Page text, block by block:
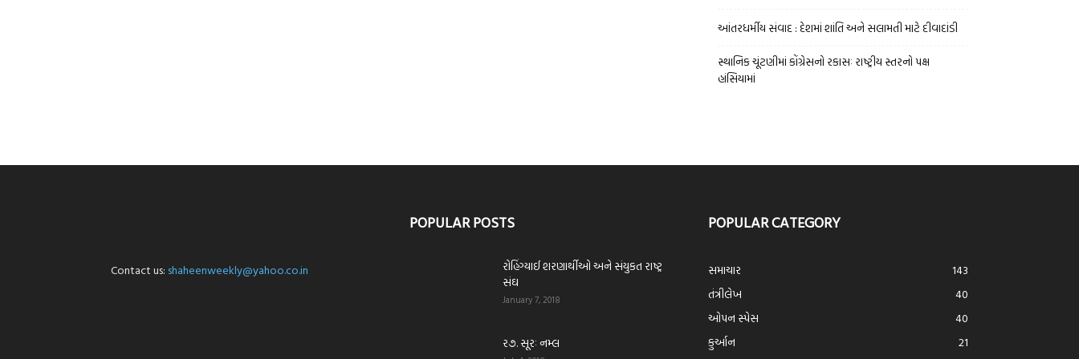
આંતરધર્મીય સંવાદ : દેશમાં શાંતિ અને સલામતી માટે દીવાદાંડી
સ્થાનિક ચૂંટણીમાં કોંગ્રેસનો રકાસઃ રાષ્ટ્રીય સ્તરનો પક્ષ
હાંસિયામાં
Contact us: shaheenweekly@yahoo.co.in
POPULAR POSTS
રોહિંગ્યાઈ શરણાર્થીઓ અને સંયુકત રાષ્ટ્ર
સંઘ
January 7, 2018
ર૭. સૂરઃ નમ્લ
POPULAR CATEGORY
સમાચાર
143
તંત્રીલેખ
40
ઓપન સ્પેસ
40
કુર્આન
21